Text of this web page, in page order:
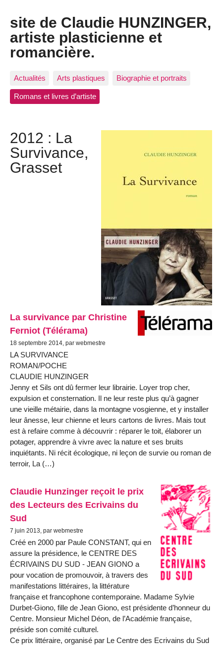
site de Claudie HUNZINGER,
artiste plasticienne et
romancière.
Actualités Arts plastiques Biographie et portraits
Romans et livres d’artiste
2012 : La
Survivance,
Grasset
La survivance par Christine
Ferniot (Télérama)
18 septembre 2014, par webmestre
LA SURVIVANCE
ROMAN/POCHE
CLAUDIE HUNZINGER
Jenny et Sils ont dû fermer leur librairie. Loyer trop cher,
expulsion et consternation. Il ne leur reste plus qu’à gagner
une vieille métairie, dans la montagne vosgienne, et y installer
leur ânesse, leur chienne et leurs cartons de livres. Mais tout
est à refaire comme à découvrir : réparer le toit, élaborer un
potager, apprendre à vivre avec la nature et ses bruits
inquiétants. Ni récit écologique, ni leçon de survie ou roman de
terroir, La (…)
Claudie Hunzinger reçoit le prix
des Lecteurs des Ecrivains du
Sud
7 juin 2013, par webmestre
Créé en 2000 par Paule CONSTANT, qui en
assure la présidence, le CENTRE DES
ÉCRIVAINS DU SUD - JEAN GIONO a
pour vocation de promouvoir, à travers des
manifestations littéraires, la littérature
française et francophone contemporaine. Madame Sylvie
Durbet-Giono, fille de Jean Giono, est présidente d’honneur du
Centre. Monsieur Michel Déon, de l’Académie française,
préside son comité culturel.
Ce prix littéraire, organisé par Le Centre des Ecrivains du Sud